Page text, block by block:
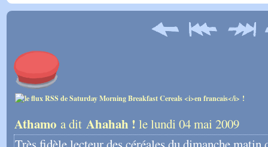
Athamo a dit Ahahah ! le lundi 04 mai 2009